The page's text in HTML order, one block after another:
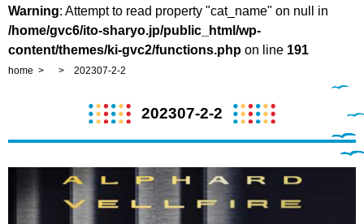
Warning: Attempt to read property "cat_name" on null in
/home/gvc6/ito-sharyo.jp/public_html/wp-
content/themes/ki-gvc2/functions.php on line 191
home 202307-2-2
202307-2-2